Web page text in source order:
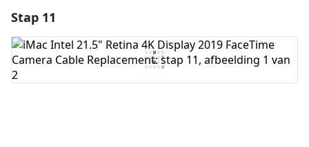
Voeg opmerking toe
Stap 11